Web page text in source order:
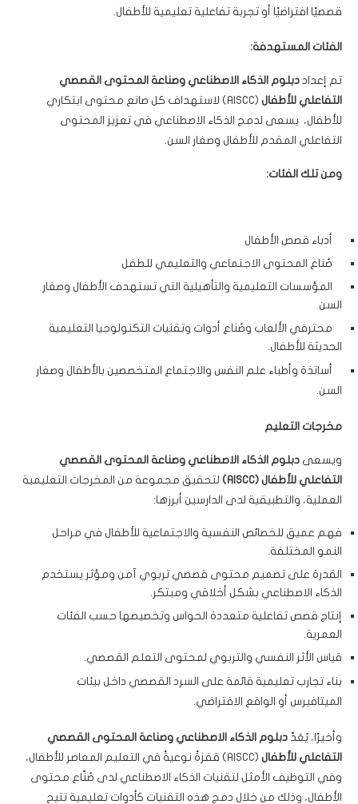
قصصيًا افتراضيًا أو تجربة تفاعلية تعليمية للأطفال.
الفئات المستهدفة:
تم إعداد دبلوم الذكاء الاصطناعي وصناعة المحتوى القصصي
التفاعلي للأطفال
(AISCC) لاستهداف كل صانع محتوى ابتكاري
للأطفال، يسعى لدمج الذكاء الاصطناعي في تعزيز المحتوى
التفاعلي المقدم للأطفال وصغار السن.
ومن تلك الفئات:
أدباء قصص الأطفال
صُناع المحتوى الاجتماعي والتعليمي للطفل
المؤسسات التعليمية والتأهيلية التي تستهدف الأطفال وصغار
السن
محترفي الألعاب وصُناع أدوات وتقنيات التكنولوجيا التعليمية
الحديثة للأطفال.
أساتذة وأطباء علم النفس والاجتماع المتخصصين بالأطفال وصغار
السن.
مخرجات التعليم
ويسعى دبلوم الذكاء الاصطناعي وصناعة المحتوى القصصي
التفاعلي للأطفال (AISCC)
لتحقيق مجموعة من المخرجات التعليمية
العملية، والتطبيقية لدى الدارسين أبرزها:
فهم عميق للخصائص النفسية والاجتماعية للأطفال في مراحل
النمو المختلفة.
القدرة على تصميم محتوى قصصي تربوي آمن ومؤثر يستخدم
الذكاء الاصطناعي بشكل أخلاقي ومبتكر.
إنتاج قصص تفاعلية متعددة الحواس وتخصيصها حسب الفئات
العمرية.
قياس الأثر النفسي والتربوي لمحتوى التعلم القصصي.
بناء تجارب تعليمية قائمة على السرد القصصي داخل بيئات
الميتافيرس أو الواقع الافتراضي.
وأخيرًا، يُعَدّ دبلوم الذكاء الاصطناعي وصناعة المحتوى القصصي
التفاعلي للأطفال
(AISCC) قفزةً نوعيةً في التعليم المعاصر للأطفال،
وفي التوظيف الأمثل لتقنيات الذكاء الاصطناعي لدى صُنّاع محتوى
الأطفال، وذلك من خلال دمج هذه التقنيات كأدوات تعليمية تتيح